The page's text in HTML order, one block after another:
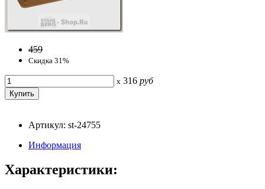
459
Скидка 31%
x 316 руб
Артикул: st-24755
Информация
Характеристики: